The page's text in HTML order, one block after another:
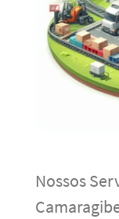
Nossos